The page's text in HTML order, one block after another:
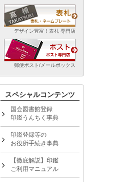
デザイン豊富！表札 専門店
郵便ポスト/メールボックス
スペシャルコンテンツ
国会図書館登録
印鑑うんちく事典
印鑑登録等の
お役所手続き事典
【徹底解説】印鑑
ご利用マニュアル